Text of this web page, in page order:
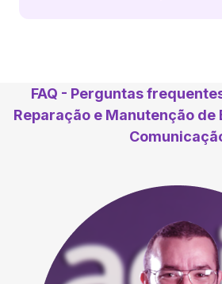
FAQ - Perguntas
Reparação e Manutenção de